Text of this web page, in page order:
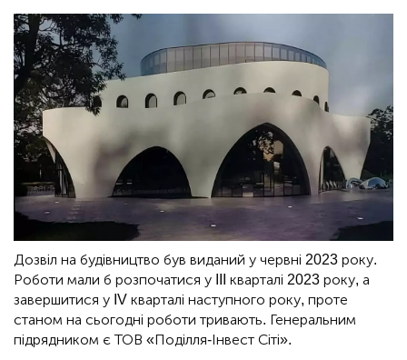
Дозвіл на будівництво був виданий у червні 2023 року.
Роботи мали б розпочатися у III кварталі 2023 року, а
завершитися у IV кварталі наступного року, проте
станом на сьогодні роботи тривають. Генеральним
підрядником є ТОВ «Поділля-Інвест Сіті».